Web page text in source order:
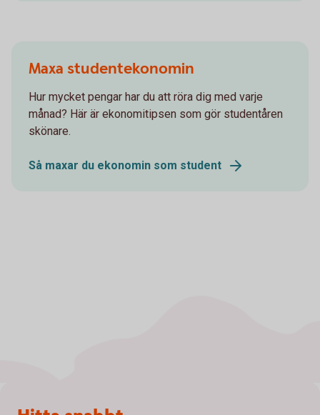
Maxa studentekonomin
Hur mycket pengar har du att röra dig med varje
månad? Här är ekonomitipsen som gör studentåren
skönare.
Så maxar du ekonomin som student